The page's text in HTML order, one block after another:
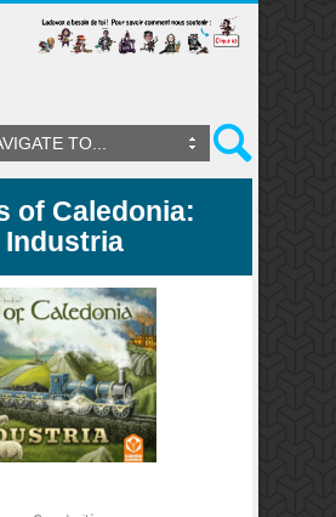
TO...
of Caledonia:
Industria